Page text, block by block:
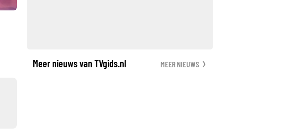
Meer nieuws van TVgids.nl MEER NIEUWS